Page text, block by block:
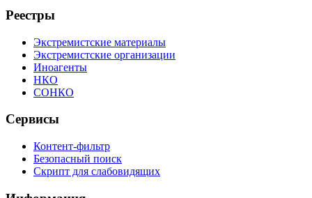
Реестры
Экстремистские материалы
Экстремистские организации
Иноагенты
НКО
СОНКО
Сервисы
Контент-фильтр
Безопасный поиск
Скрипт для слабовидящих